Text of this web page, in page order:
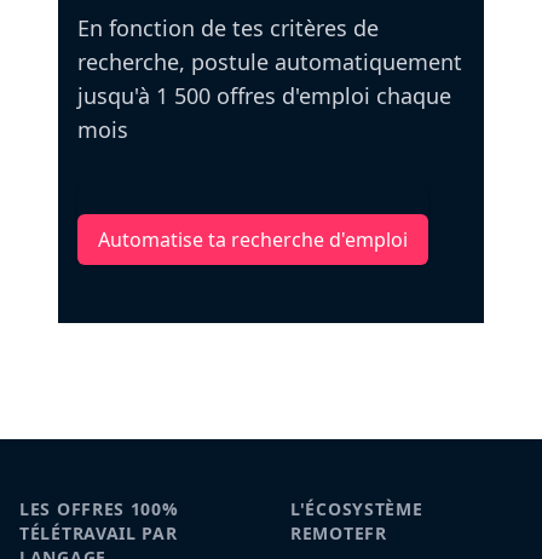
En fonction de tes critères de
recherche, postule automatiquement
jusqu'à 1 500 offres d'emploi chaque
mois
Automatise ta recherche d'emploi
LES OFFRES 100%
TÉLÉTRAVAIL PAR
L'ÉCOSYSTÈME
REMOTEFR